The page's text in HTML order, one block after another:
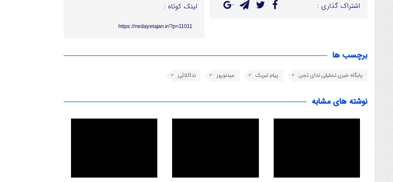
اشتراک گذاری : لینک کوتاه :
https://nedayetajan.ir/?p=11011
برچسب ها
پایگاه خبری تحلیلی ندای تجن پیام تبریک عیدنوروز نداکلائی
نوشته های مشابه